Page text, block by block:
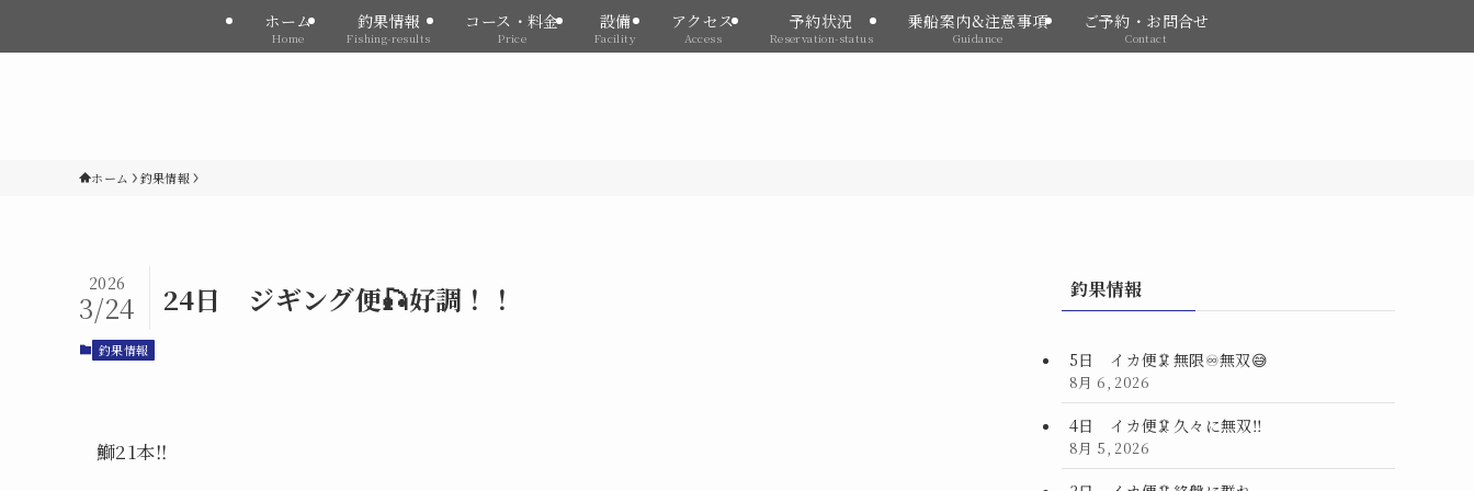
ホーム
Home
釣果情報
Fishing-results
コース・料金
Price
設備
Facility
アクセス
Access
予約状況
Reservation-status
乗船案内&注意事項
Guidance
ご予約・お問合せ
Contact
ホーム 釣果情報
24日 ジギング便🎣好調！！
2026
3/24
釣果情報
鰤21本‼️
釣果情報
5日 イカ便🦑無限♾️無双😅
8月 6, 2026
4日 イカ便🦑久々に無双‼️
8月 5, 2026